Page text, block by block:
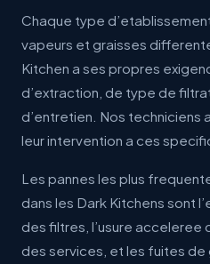
Chaque type
vapeurs et graisses
Kitchen a ses propres
d’extraction, de type de
d’entretien. Nos
leur intervention a ces
Les pannes les plus
dans les Dark Kitchens sont
des filtres, l’usure acceleree
des services, et les fuites de